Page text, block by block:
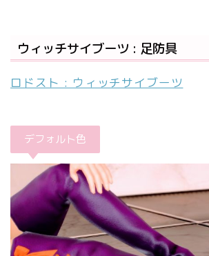
ウィッチサイブーツ : 足防具
ロドスト : ウィッチサイブーツ
デフォルト色